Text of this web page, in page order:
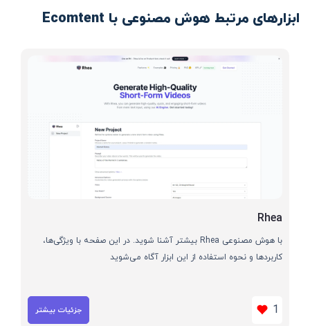
ابزارهای مرتبط هوش مصنوعی با Ecomtent
Rhea
با هوش مصنوعی Rhea بیشتر آشنا شوید. در این صفحه با ویژگی‌ها،
کاربردها و نحوه استفاده از این ابزار آگاه می‌شوید
1 جزئیات بیشتر